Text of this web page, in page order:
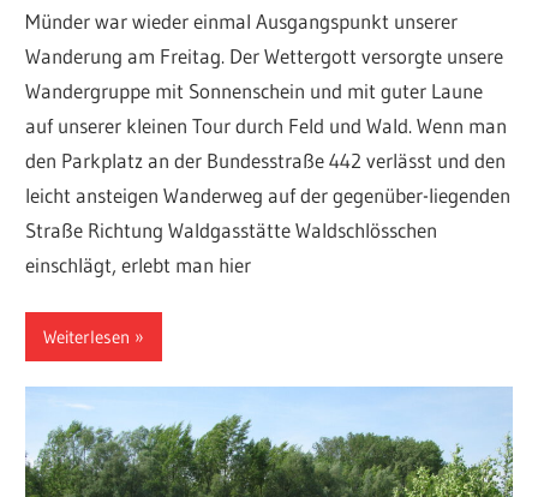
Münder war wieder einmal Ausgangspunkt unserer
Wanderung am Freitag. Der Wettergott versorgte unsere
Wandergruppe mit Sonnenschein und mit guter Laune
auf unserer kleinen Tour durch Feld und Wald. Wenn man
den Parkplatz an der Bundesstraße 442 verlässt und den
leicht ansteigen Wanderweg auf der gegenüber-liegenden
Straße Richtung Waldgasstätte Waldschlösschen
einschlägt, erlebt man hier
Weiterlesen